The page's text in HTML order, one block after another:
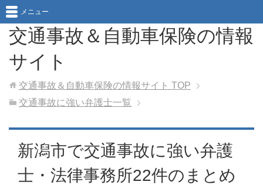
交通事故＆自動車保険の情報
サイト
メニュー
交通事故＆自動車保険の情報サイト TOP
交通事故に強い弁護士一覧
新潟市で交通事故に強い弁護
士・法律事務所22件のまとめ